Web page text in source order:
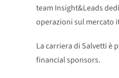
team Insight&Leads
operazioni sul mercato
La carriera di Salvetti è
financial sponsors.